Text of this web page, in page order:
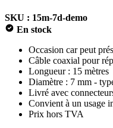
SKU : 15m-7d-demo
En stock
Occasion car peut
Câble coaxial pour
Longueur : 15 mètres
Diamètre : 7 mm -
Livré avec
Convient à un usage
Prix hors TVA